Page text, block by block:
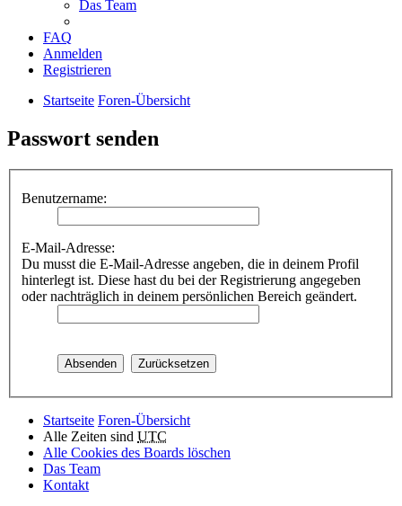
Das Team
FAQ
Anmelden
Registrieren
Startseite Foren-Übersicht
Passwort senden
Benutzername:
E-Mail-Adresse:
Du musst die E-Mail-Adresse angeben, die in deinem Profil
hinterlegt ist. Diese hast du bei der Registrierung angegeben
oder nachträglich in deinem persönlichen Bereich geändert.
Startseite Foren-Übersicht
Alle Zeiten sind UTC
Alle Cookies des Boards löschen
Das Team
Kontakt